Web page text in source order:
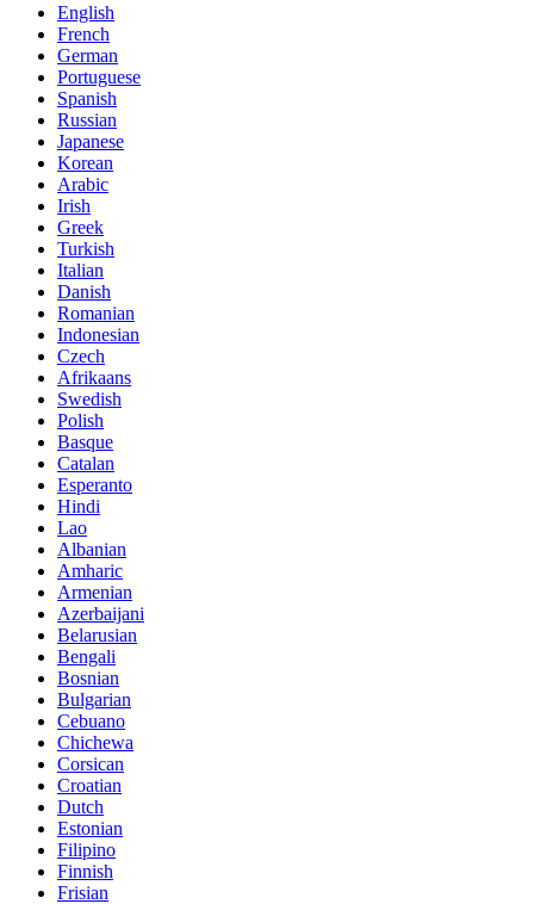
English
French
German
Portuguese
Spanish
Russian
Japanese
Korean
Arabic
Irish
Greek
Turkish
Italian
Danish
Romanian
Indonesian
Czech
Afrikaans
Swedish
Polish
Basque
Catalan
Esperanto
Hindi
Lao
Albanian
Amharic
Armenian
Azerbaijani
Belarusian
Bengali
Bosnian
Bulgarian
Cebuano
Chichewa
Corsican
Croatian
Dutch
Estonian
Filipino
Finnish
Frisian